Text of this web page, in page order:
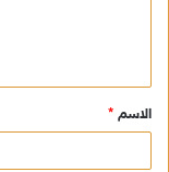
ق
*
الاسم *